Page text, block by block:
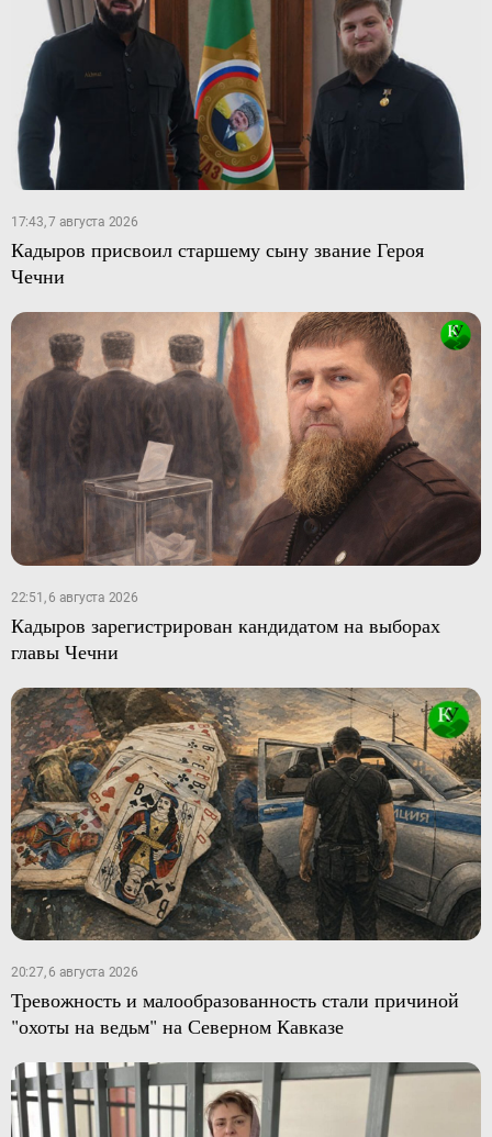
17:43, 7 августа 2026
Кадыров присвоил старшему сыну звание Героя
Чечни
22:51, 6 августа 2026
Кадыров зарегистрирован кандидатом на выборах
главы Чечни
20:27, 6 августа 2026
Тревожность и малообразованность стали причиной
"охоты на ведьм" на Северном Кавказе